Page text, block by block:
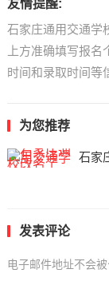
友情提醒:
石家庄通用交通学
上方准确填写报
时间和录取时间等
为您推荐
石家
发表评论
电子邮件地址不会被